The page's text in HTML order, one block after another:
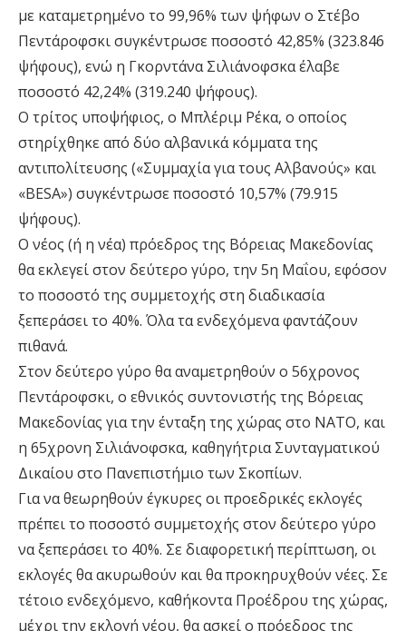
με καταμετρημένο το 99,96% των ψήφων ο Στέβο
Πεντάροφσκι συγκέντρωσε ποσοστό 42,85% (323.846
ψήφους), ενώ η Γκορντάνα Σιλιάνοφσκα έλαβε
ποσοστό 42,24% (319.240 ψήφους).
Ο τρίτος υποψήφιος, ο Μπλέριμ Ρέκα, ο οποίος
στηρίχθηκε από δύο αλβανικά κόμματα της
αντιπολίτευσης («Συμμαχία για τους Αλβανούς» και
«BESA») συγκέντρωσε ποσοστό 10,57% (79.915
ψήφους).
Ο νέος (ή η νέα) πρόεδρος της Βόρειας Μακεδονίας
θα εκλεγεί στον δεύτερο γύρο, την 5η Μαΐου, εφόσον
το ποσοστό της συμμετοχής στη διαδικασία
ξεπεράσει το 40%. Όλα τα ενδεχόμενα φαντάζουν
πιθανά.
Στον δεύτερο γύρο θα αναμετρηθούν ο 56χρονος
Πεντάροφσκι, ο εθνικός συντονιστής της Βόρειας
Μακεδονίας για την ένταξη της χώρας στο ΝΑΤΟ, και
η 65χρονη Σιλιάνοφσκα, καθηγήτρια Συνταγματικού
Δικαίου στο Πανεπιστήμιο των Σκοπίων.
Για να θεωρηθούν έγκυρες οι προεδρικές εκλογές
πρέπει το ποσοστό συμμετοχής στον δεύτερο γύρο
να ξεπεράσει το 40%. Σε διαφορετική περίπτωση, οι
εκλογές θα ακυρωθούν και θα προκηρυχθούν νέες. Σε
τέτοιο ενδεχόμενο, καθήκοντα Προέδρου της χώρας,
μέχρι την εκλογή νέου, θα ασκεί ο πρόεδρος της